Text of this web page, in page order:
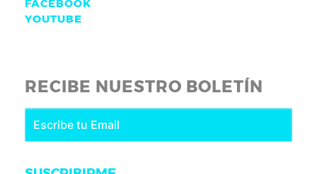
FACEBOOK
YOUTUBE
RECIBE NUESTRO BOLETÍN